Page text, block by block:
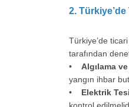
2.
Türkiye’de
tarafından
• Algılama
yangın ihbar
•
Elektrik